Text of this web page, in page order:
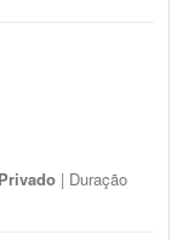
Privado | Duração